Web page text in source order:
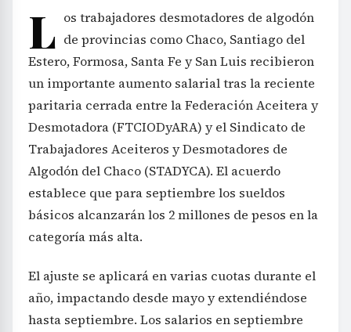
L os trabajadores desmotadores de algodón
de provincias como Chaco, Santiago del
Estero, Formosa, Santa Fe y San Luis recibieron
un importante aumento salarial tras la reciente
paritaria cerrada entre la Federación Aceitera y
Desmotadora (FTCIODyARA) y el Sindicato de
Trabajadores Aceiteros y Desmotadores de
Algodón del Chaco (STADYCA). El acuerdo
establece que para septiembre los sueldos
básicos alcanzarán los 2 millones de pesos en la
categoría más alta.
El ajuste se aplicará en varias cuotas durante el
año, impactando desde mayo y extendiéndose
hasta septiembre. Los salarios en septiembre